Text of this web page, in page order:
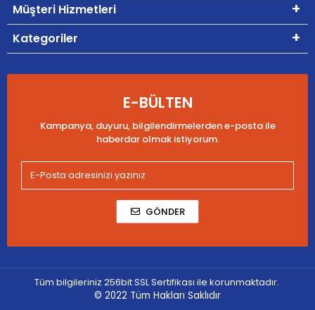
Müşteri Hizmetleri
Kategoriler
E-BÜLTEN
Kampanya, duyuru, bilgilendirmelerden e-posta ile
haberdar olmak istiyorum.
GÖNDER
Tüm bilgileriniz 256bit SSL Sertifikası ile korunmaktadır.
© 2022 Tüm Hakları Saklıdır